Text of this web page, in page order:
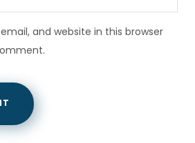
and website in this browser